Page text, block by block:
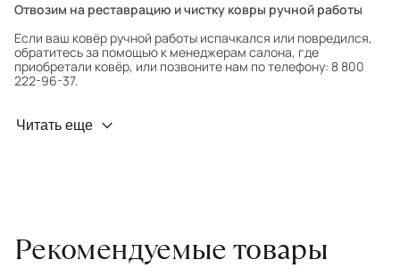
Отвозим на реставрацию и чистку ковры ручной работы
Если ваш ковёр ручной работы испачкался или повредился,
обратитесь за помощью к менеджерам салона, где
приобретали ковёр, или позвоните нам по телефону: 8 800
222-96-37.
Профилактика износа
заборе ковра экспертом либо привозите его в салон.
Читать еще
Рекомендуемые товары